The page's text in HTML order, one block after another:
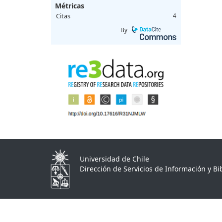
Métricas
Citas 4
By
Universidad de Chile
Dirección de Servicios de Información y